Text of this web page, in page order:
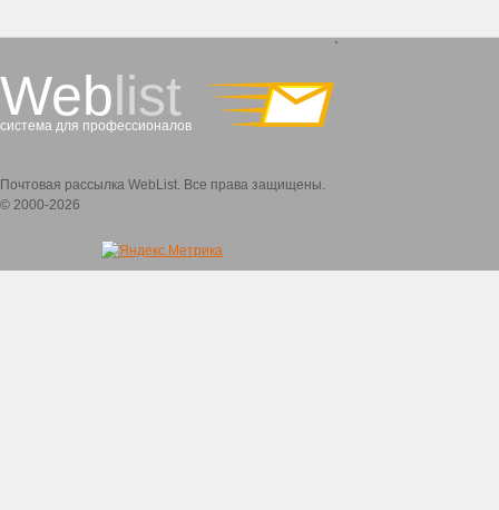
Weblist
система для профессионалов
`
Почтовая рассылка WebList. Все права защищены.
© 2000-2026